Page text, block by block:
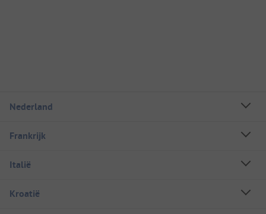
Nederland
Frankrijk
Italië
Kroatië